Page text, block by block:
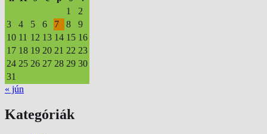
1
2
3
4 5 6 7 8
9
10 11 12 13 14 15 16
17 18 19 20 21 22 23
24 25 26 27 28 29 30
31
« jún
Kategóriák